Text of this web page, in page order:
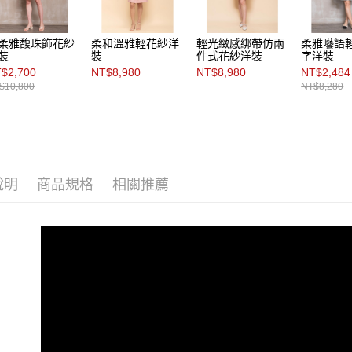
雅馥珠飾花紗
柔和溫雅輕花紗洋
裝
NT$8,980
輕光緻感綁帶仿兩
件式花紗洋裝
NT$8,980
柔雅囈語
字洋裝
NT$2,484
NT$8,280
明 商品規格 相關推薦